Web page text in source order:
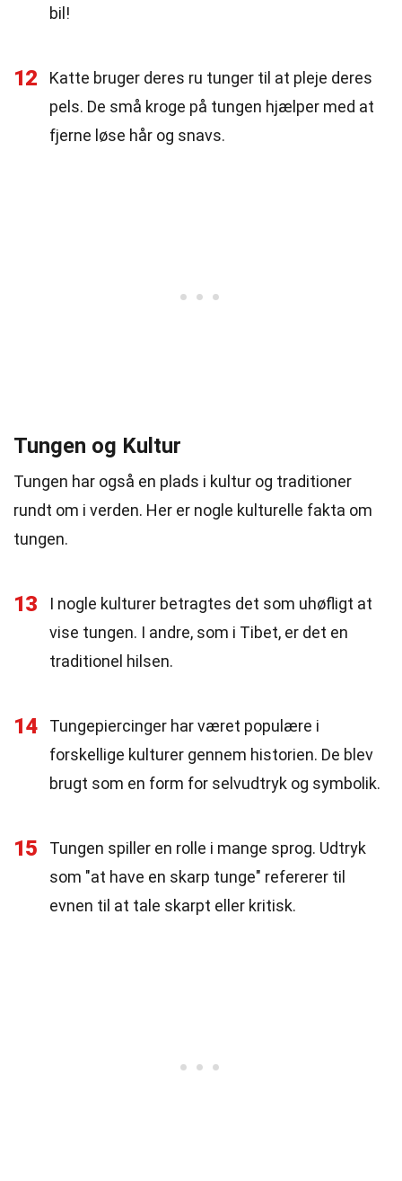
bil!
12
Katte bruger deres ru tunger til at pleje deres
pels. De små kroge på tungen hjælper med at
fjerne løse hår og snavs.
Tungen og Kultur
Tungen har også en plads i kultur og traditioner
rundt om i verden. Her er nogle kulturelle fakta om
tungen.
13
I nogle kulturer betragtes det som uhøfligt at
vise tungen. I andre, som i Tibet, er det en
traditionel hilsen.
14
Tungepiercinger har været populære i
forskellige kulturer gennem historien. De blev
brugt som en form for selvudtryk og symbolik.
15
Tungen spiller en rolle i mange sprog. Udtryk
som "at have en skarp tunge" refererer til
evnen til at tale skarpt eller kritisk.